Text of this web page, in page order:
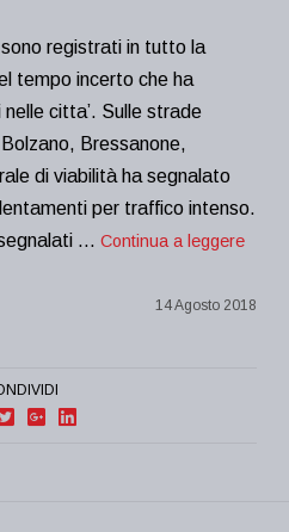
registrati in tutto la
tempo incerto che ha
citta’. Sulle strade
Bressanone,
di viabilità ha segnalato
per traffico intenso.
… Continua a leggere
14 Agosto 2018